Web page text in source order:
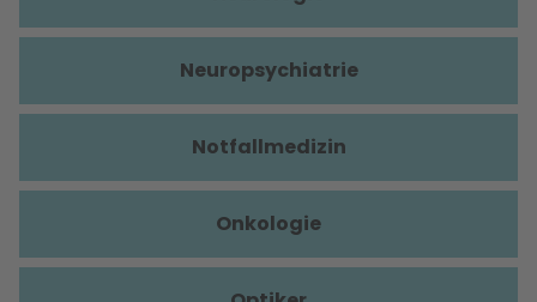
Neuropsychiatrie
Notfallmedizin
Onkologie